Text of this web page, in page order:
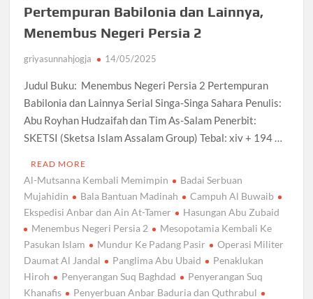
Pertempuran Babilonia dan Lainnya,
Menembus Negeri Persia 2
griyasunnahjogja 14/05/2025
Judul Buku: Menembus Negeri Persia 2 Pertempuran
Babilonia dan Lainnya Serial Singa-Singa Sahara Penulis:
Abu Royhan Hudzaifah dan Tim As-Salam Penerbit:
SKETSI (Sketsa Islam Assalam Group) Tebal: xiv + 194 …
READ MORE
Al-Mutsanna Kembali Memimpin
Badai Serbuan
Mujahidin
Bala Bantuan Madinah
Campuh Al Buwaib
Ekspedisi Anbar dan Ain At-Tamer
Hasungan Abu Zubaid
Menembus Negeri Persia 2
Mesopotamia Kembali Ke
Pasukan Islam
Mundur Ke Padang Pasir
Operasi Militer
Daumat Al Jandal
Panglima Abu Ubaid
Penaklukan
Hiroh
Penyerangan Suq Baghdad
Penyerangan Suq
Khanafis
Penyerbuan Anbar Baduria dan Quthrabul